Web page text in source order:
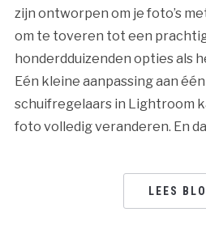
zijn ontworpen om je foto’s
om te toveren tot een
honderdduizenden opties als
Eén kleine aanpassing aan
schuifregelaars in Lightroom
foto volledig veranderen. En
LEES